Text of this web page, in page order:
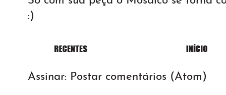
:)
Assinar: Postar comentários (Atom)